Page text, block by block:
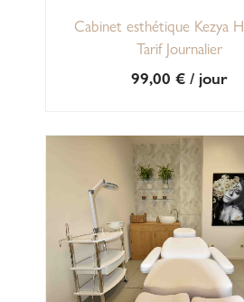
Cabinet esthétique Kezya
Tarif Journalier
99,00€ / jour